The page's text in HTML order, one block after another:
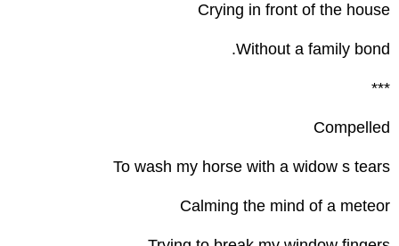
Crying in front of the house
Without a family bond.
***
Compelled
To wash my horse with a widow s tears
Calming the mind of a meteor